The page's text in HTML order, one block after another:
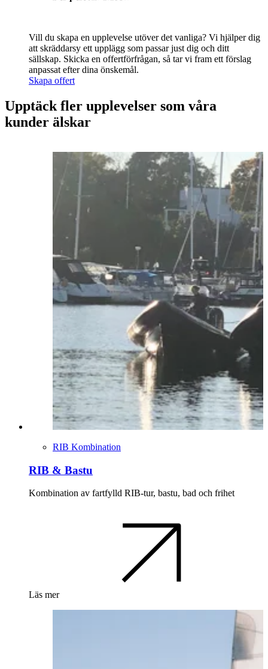
Vill du skapa en upplevelse utöver det vanliga? Vi hjälper dig
att skräddarsy ett upplägg som passar just dig och ditt
sällskap. Skicka en offertförfrågan, så tar vi fram ett förslag
anpassat efter dina önskemål.
Skapa offert
Upptäck fler upplevelser som våra
kunder älskar
RIB Kombination
RIB & Bastu
Kombination av fartfylld RIB-tur, bastu, bad och frihet
Läs mer